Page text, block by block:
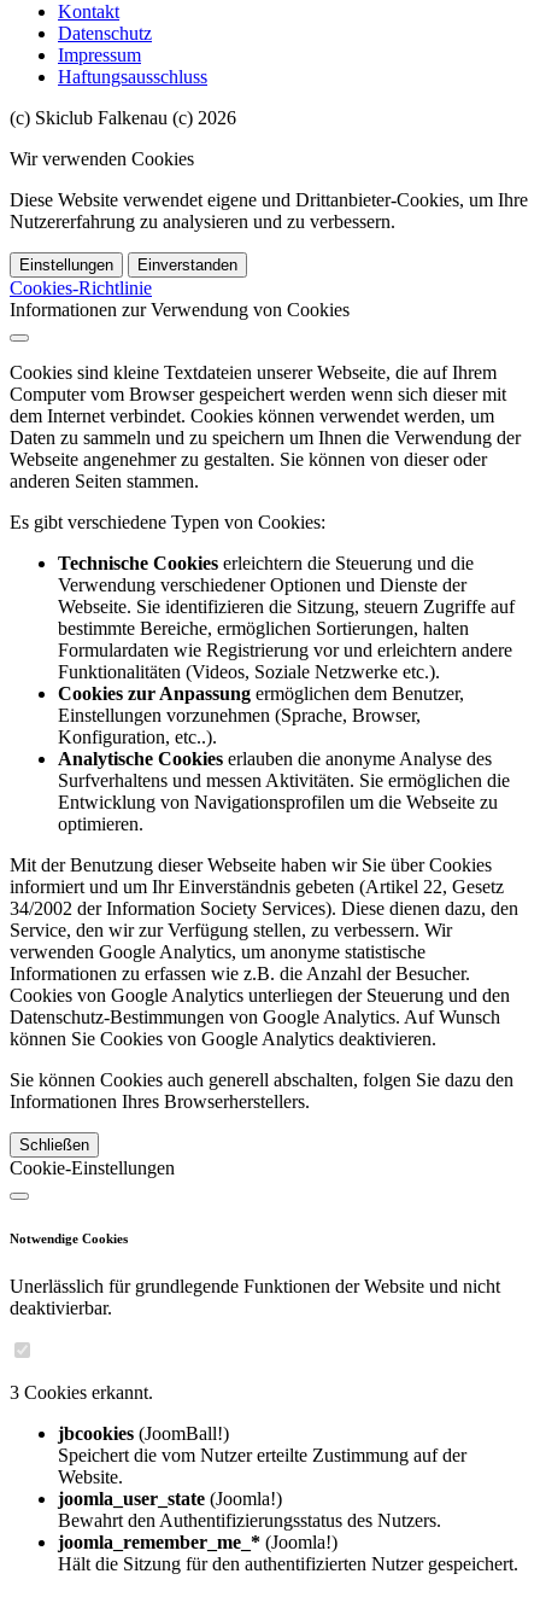
Kontakt
Datenschutz
Impressum
Haftungsausschluss
(c) Skiclub Falkenau (c) 2026
Wir verwenden Cookies
Diese Website verwendet eigene und Drittanbieter-Cookies, um Ihre
Nutzererfahrung zu analysieren und zu verbessern.
Einstellungen Einverstanden
Cookies-Richtlinie
Informationen zur Verwendung von Cookies
Cookies sind kleine Textdateien unserer Webseite, die auf Ihrem
Computer vom Browser gespeichert werden wenn sich dieser mit
dem Internet verbindet. Cookies können verwendet werden, um
Daten zu sammeln und zu speichern um Ihnen die Verwendung der
Webseite angenehmer zu gestalten. Sie können von dieser oder
anderen Seiten stammen.
Es gibt verschiedene Typen von Cookies:
Technische Cookies erleichtern die Steuerung und die
Verwendung verschiedener Optionen und Dienste der
Webseite. Sie identifizieren die Sitzung, steuern Zugriffe auf
bestimmte Bereiche, ermöglichen Sortierungen, halten
Formulardaten wie Registrierung vor und erleichtern andere
Funktionalitäten (Videos, Soziale Netzwerke etc.).
Cookies zur Anpassung ermöglichen dem Benutzer,
Einstellungen vorzunehmen (Sprache, Browser,
Konfiguration, etc..).
Analytische Cookies erlauben die anonyme Analyse des
Surfverhaltens und messen Aktivitäten. Sie ermöglichen die
Entwicklung von Navigationsprofilen um die Webseite zu
optimieren.
Mit der Benutzung dieser Webseite haben wir Sie über Cookies
informiert und um Ihr Einverständnis gebeten (Artikel 22, Gesetz
34/2002 der Information Society Services). Diese dienen dazu, den
Service, den wir zur Verfügung stellen, zu verbessern. Wir
verwenden Google Analytics, um anonyme statistische
Informationen zu erfassen wie z.B. die Anzahl der Besucher.
Cookies von Google Analytics unterliegen der Steuerung und den
Datenschutz-Bestimmungen von Google Analytics. Auf Wunsch
können Sie Cookies von Google Analytics deaktivieren.
Sie können Cookies auch generell abschalten, folgen Sie dazu den
Informationen Ihres Browserherstellers.
Schließen
Cookie-Einstellungen
Notwendige Cookies
Unerlässlich für grundlegende Funktionen der Website und nicht
deaktivierbar.
3 Cookies erkannt.
jbcookies (JoomBall!)
Speichert die vom Nutzer erteilte Zustimmung auf der
Website.
joomla_user_state (Joomla!)
Bewahrt den Authentifizierungsstatus des Nutzers.
joomla_remember_me_* (Joomla!)
Hält die Sitzung für den authentifizierten Nutzer gespeichert.